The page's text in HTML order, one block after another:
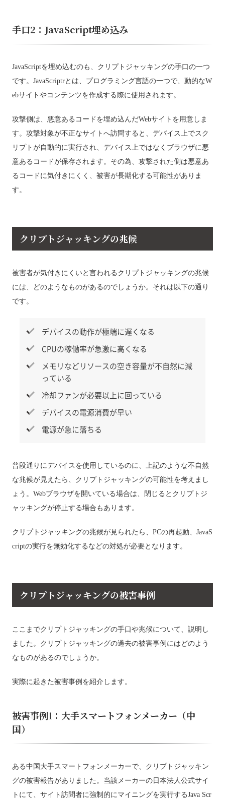
手口2：JavaScript埋め込み
JavaScriptを埋め込むのも、クリプトジャッキングの手口の一つ
です。JavaScriptrとは、プログラミング言語の一つで、動的なW
ebサイトやコンテンツを作成する際に使用されます。
攻撃側は、悪意あるコードを埋め込んだWebサイトを用意しま
す。攻撃対象が不正なサイトへ訪問すると、デバイス上でスク
リプトが自動的に実行され、デバイス上ではなくブラウザに悪
意あるコードが保存されます。その為、攻撃された側は悪意あ
るコードに気付きにくく、被害が長期化する可能性がありま
す。
クリプトジャッキングの兆候
被害者が気付きにくいと言われるクリプトジャッキングの兆候
には、どのようなものがあるのでしょうか。それは以下の通り
です。
デバイスの動作が極端に遅くなる
CPUの稼働率が急激に高くなる
メモリなどリソースの空き容量が不自然に減
っている
冷却ファンが必要以上に回っている
デバイスの電源消費が早い
電源が急に落ちる
普段通りにデバイスを使用しているのに、上記のような不自然
な兆候が見えたら、クリプトジャッキングの可能性を考えまし
ょう。Webブラウザを開いている場合は、閉じるとクリプトジ
ャッキングが停止する場合もあります。
クリプトジャッキングの兆候が見られたら、PCの再起動、JavaS
criptの実行を無効化するなどの対処が必要となります。
クリプトジャッキングの被害事例
ここまでクリプトジャッキングの手口や兆候について、説明し
ました。クリプトジャッキングの過去の被害事例にはどのよう
なものがあるのでしょうか。
実際に起きた被害事例を紹介します。
被害事例1：大手スマートフォンメーカー（中
国）
ある中国大手スマートフォンメーカーで、クリプトジャッキン
グの被害報告がありました。当該メーカーの日本法人公式サイ
トにて、サイト訪問者に強制的にマイニングを実行するJava Scr